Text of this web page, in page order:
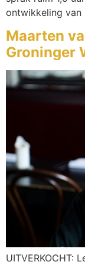
ontwikkeling van
Maarten
Groninger
UITVERKOCHT: